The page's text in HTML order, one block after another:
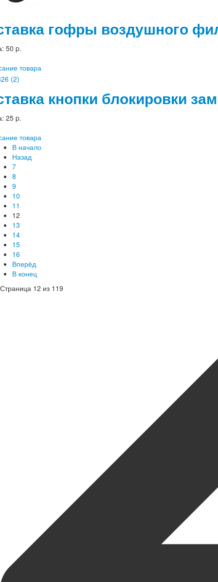
гофры воздушного
50 p.
товара
кнопки блокировки
25 p.
товара
В начало
Назад
7
8
9
10
11
12
13
14
15
16
Вперёд
В конец
Страница 12 из 119